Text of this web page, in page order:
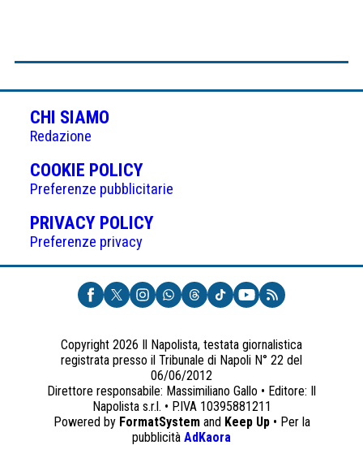
CHI SIAMO
Redazione
COOKIE POLICY(APRE
IN
UNA
NUOVA
Preferenze pubblicitarie
PRIVACY POLICY(APRE
UNA
NUOVA
SCHEDA)
Preferenze privacy
Copyright 2026 Il Napolista, testata giornalistica
registrata presso il Tribunale di Napoli N° 22 del
06/06/2012
Direttore responsabile: Massimiliano Gallo • Editore: Il
Napolista s.r.l. • P.IVA 10395881211
Powered by FormatSystemand Keep Up• Per la
pubblicità AdKaora